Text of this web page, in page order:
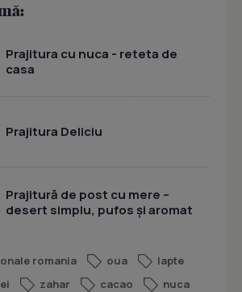
Prajitura cu nuca - reteta de
casa
Prajitura Deliciu
Prajitură de post cu mere –
desert simplu, pufos și aromat
romania oua
lapte
zahar cacao nuca